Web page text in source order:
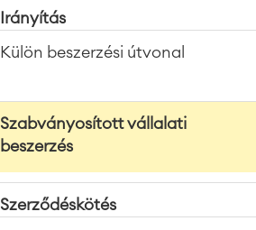
Irányítás
Külön beszerzési útvonal
Szabványosított vállalati
beszerzés
Szerződéskötés